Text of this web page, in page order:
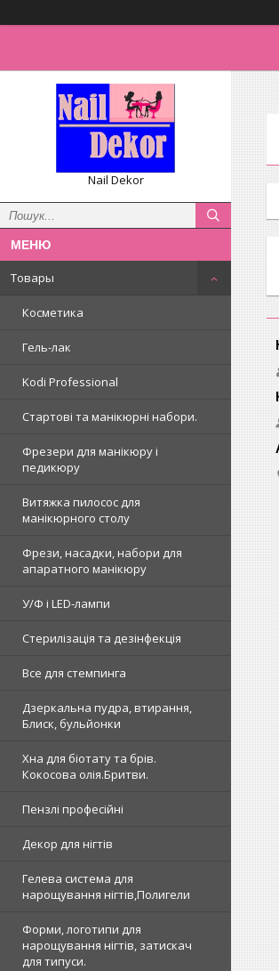
Nail Dekor
Товары
Косметика
Гель-лак
Kodi Professional
Стартові та манікюрні набори.
Фрезери для манікюру і
педикюру
Витяжка пилосос для
манікюрного столу
Фрези, насадки, набори для
апаратного манікюру
У/Ф і LED-лампи
Стерилізація та дезінфекція
Все для стемпинга
Дзеркальна пудра, втирання,
Блиск, бульйонки
Хна для біотату та брів.
Кокосова олія.Бритви.
Пензлі професійні
Декор для нігтів
Гелева система для
нарощування нігтів,Полигели
Форми, логотипи для
нарощування нігтів, затискач
для типуси.